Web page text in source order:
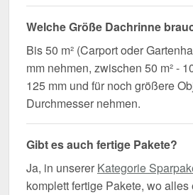
Welche Größe Dachrinne
Bis 50 m² (Carport oder
mm nehmen, zwischen 50 m² -
125 mm und für noch größere
Durchmesser nehmen.
Gibt es auch fertige Pakete?
Ja, in unserer Kategorie
komplett fertige Pakete, wo alles